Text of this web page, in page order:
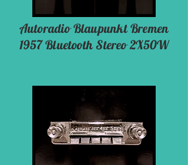
Autoradio Blaupunkt Bremen
1957 Bluetooth Stereo 2X50W